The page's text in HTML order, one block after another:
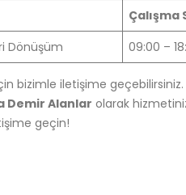
Çalışma
Dönüşüm 09:00 –
bizimle iletişime
Demir Alanlar olarak
geçin!